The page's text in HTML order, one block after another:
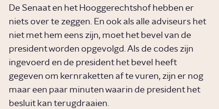
De Senaat en het Hooggerechtshof hebben er
niets over te zeggen. En ook als alle adviseurs het
niet met hem eens zijn, moet het bevel van de
president worden opgevolgd. Als de codes zijn
ingevoerd en de president het bevel heeft
gegeven om kernraketten af te vuren, zijn er nog
maar een paar minuten waarin de president het
besluit kan terugdraaien.